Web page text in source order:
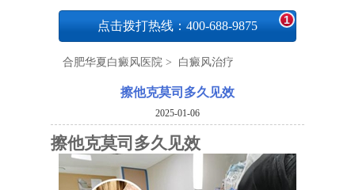
点击拨打热线：400-688-9875 1
合肥华夏白癜风医院 > 白癜风治疗
擦他克莫司多久见效
2025-01-06
擦他克莫司多久见效